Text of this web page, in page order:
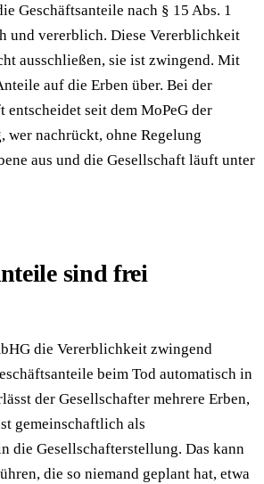
Geschäftsanteile nach § 15 Abs. 1
und vererblich. Diese Vererblichkeit
ausschließen, sie ist zwingend. Mit
auf die Erben über. Bei der
entscheidet seit dem MoPeG der
wer nachrückt, ohne Regelung
aus und die Gesellschaft läuft unter
sind frei
die Vererblichkeit zwingend
beim Tod automatisch in
der Gesellschafter mehrere Erben,
gemeinschaftlich als
die Gesellschafterstellung. Das kann
die so niemand geplant hat, etwa